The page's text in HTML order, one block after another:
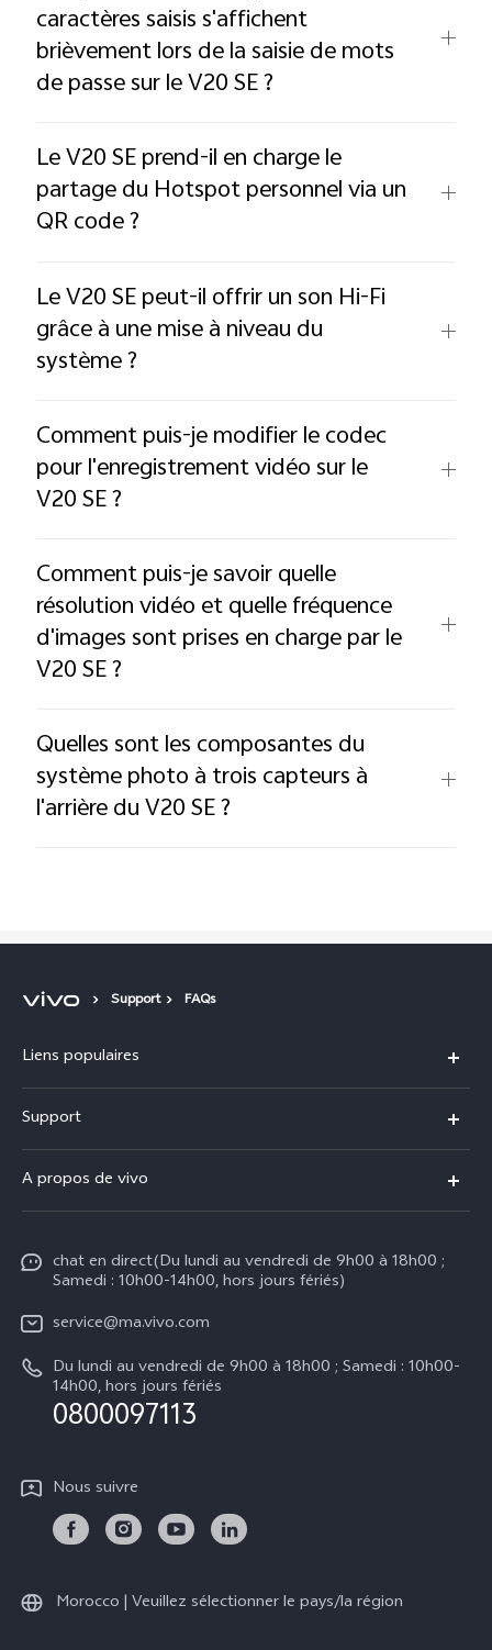
caractères saisis s'affichent
brièvement lors de la saisie de mots
de passe sur le V20 SE ?
Le V20 SE prend-il en charge le
partage du Hotspot personnel via un
QR code ?
Le V20 SE peut-il offrir un son Hi-Fi
grâce à une mise à niveau du
système ?
Comment puis-je modifier le codec
pour l'enregistrement vidéo sur le
V20 SE ?
Comment puis-je savoir quelle
résolution vidéo et quelle fréquence
d'images sont prises en charge par le
V20 SE ?
Quelles sont les composantes du
système photo à trois capteurs à
l'arrière du V20 SE ?
Support FAQs
Liens populaires
V70 FE
V60 Lite
Y29
Y04
Tous les modèles
Support
Centre de Services
Funtouch OS
Prix des pièces de rechange
Mise à jour du système
L'état d'avancement de la réparation
Instructions de garantie vivo
A propos de vivo
Presse
Mentions légales
À propos de vivo
Durabilité
chat en direct(Du lundi au vendredi de 9h00 à 18h00 ;
Samedi : 10h00-14h00, hors jours fériés)
service@ma.vivo.com
Du lundi au vendredi de 9h00 à 18h00 ; Samedi : 10h00-
14h00, hors jours fériés
0800097113
Nous suivre
Morocco | Veuillez sélectionner le pays/la région